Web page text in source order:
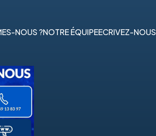
NOUS ?NOTRE ÉQUIPEECRIVEZ-NOUS